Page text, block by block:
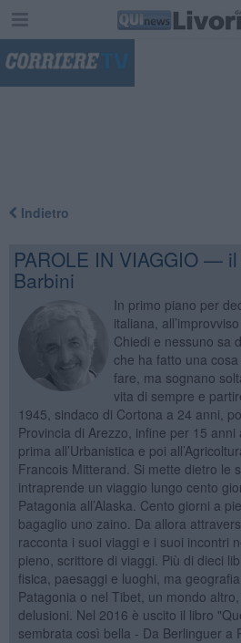
Indietro
PAROLE IN VIAGGIO —
Barbini
In primo piano per
italiana,
Chiedi e nessuno sa
che ha fatto una
fare, ma sognano
vita di sempre e
1945, sindaco di Cortona a 24 anni,
Provincia di Arezzo, infine per 15
prima all’Urbanistica e poi
Francois Mitterand. Si mette dietro le
intraprende un viaggio lungo cento
Patagonia all’Alaska. Cento giorni a
bagaglio uno zaino. Da allora
racconta i suoi viaggi e i suoi incontri
pieno, scrittore di viaggi. Più di dieci
fisica, paesaggi e luoghi, ma
Patagonia o nel Tibet, un mondo
delusioni. Nel 2016 è uscito il libro
sembrata così bella - Da Berlinguer a